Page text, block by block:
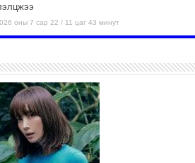
оны 7 сар 22 / 11 цаг 43 минут
боломжтой-Хүүхэд хөгжүүлэх
төв” байгуулах төсөлд төр,
хэвшлийн түншлэлийн хүрээнд хамтран
урьж байна
оны 7 сар 22 / 9 цаг 28 минут
Б.Пүрэвдагва: “Урт цагаан”-ыг
залуучууд чөлөөт цагаа